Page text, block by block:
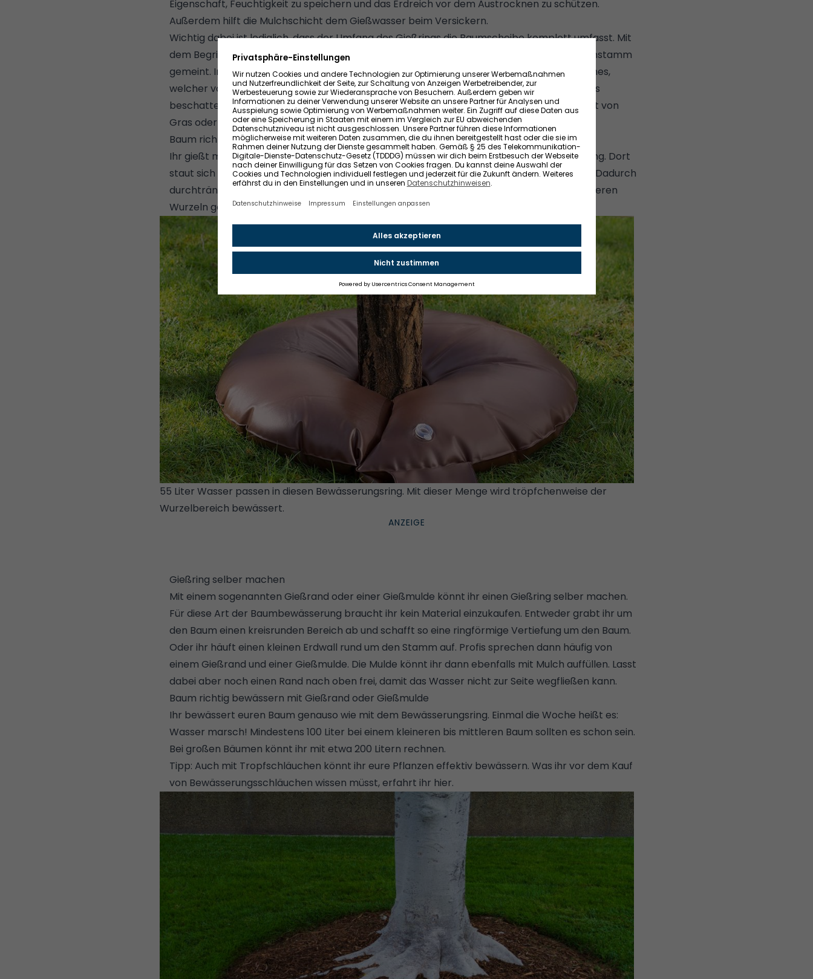
Eigenschaft, Feuchtigkeit zu speichern und das Erdreich vor dem Austrocknen zu schützen.
Außerdem hilft die Mulchschicht dem Gießwasser beim Versickern.
Wichtig dabei ist lediglich, dass der Umfang des Gießrings die Baumscheibe komplett umfasst. Mit
dem Begriff "Baumscheibe" ist nicht die umgangssprachliche Holzscheibe aus einem Baumstamm
gemeint. Im Gartenbau bezeichnet der Begriff den Bereich rund um den Stamm des Baumes,
welcher von den oben liegenden Baumwurzeln durchzogen und von der Krone des Baumes
beschattet wird. Erkennen könnt ihr die Baumscheibe vor allem daran, dass sie meist nicht von
Gras oder anderen Pflanzen bewachsen ist.
Baum richtig gießen mit dem Bewässerungsring
Ihr gießt mindestens einmal pro Woche eine große Menge Wasser in den Bewässerungsring. Dort
staut sich das Wasser und versickert so zielgerichtet rund um die Baumscheibe im Boden. Dadurch
durchtränkt ihr den Boden bis in die tiefen Bereiche. So bekommen auch die wichtigen tieferen
Wurzeln genügend Wasser.
55 Liter Wasser passen in diesen Bewässerungsring. Mit dieser Menge wird tröpfchenweise der
Wurzelbereich bewässert.
Gießring selber machen
Mit einem sogenannten Gießrand oder einer Gießmulde könnt ihr einen Gießring selber machen.
Für diese Art der Baumbewässerung braucht ihr kein Material einzukaufen. Entweder grabt ihr um
den Baum einen kreisrunden Bereich ab und schafft so eine ringförmige Vertiefung um den Baum.
Oder ihr häuft einen kleinen Erdwall rund um den Stamm auf. Profis sprechen dann häufig von
einem Gießrand und einer Gießmulde. Die Mulde könnt ihr dann ebenfalls mit Mulch auffüllen. Lasst
dabei aber noch einen Rand nach oben frei, damit das Wasser nicht zur Seite wegfließen kann.
Baum richtig bewässern mit Gießrand oder Gießmulde
Ihr bewässert euren Baum genauso wie mit dem Bewässerungsring. Einmal die Woche heißt es:
Wasser marsch! Mindestens 100 Liter bei einem kleineren bis mittleren Baum sollten es schon sein.
Bei großen Bäumen könnt ihr mit etwa 200 Litern rechnen.
Tipp: Auch mit Tropfschläuchen könnt ihr eure Pflanzen effektiv bewässern. Was ihr vor dem Kauf
von Bewässerungs­schläuchen wissen müsst, erfahrt ihr hier.